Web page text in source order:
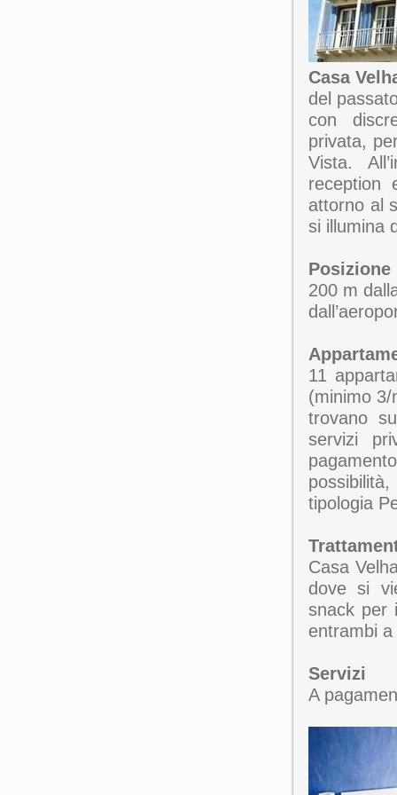
Casa
del
con
privata,
Vista.
reception
attorno al
si illumina
Posizione
200 m
11
(minimo
trovano
servizi
tipologia
Casa
dove si
snack per
entrambi
Servizi
A